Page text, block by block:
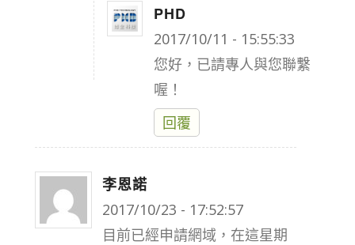
PHD
2017/10/11 - 15:55:33
您好，已請專人與您聯繫
喔！
回覆
李恩諾
2017/10/23 - 17:52:57
目前已經申請網域，在這星期